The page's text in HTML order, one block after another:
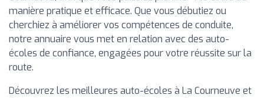
manière pratique et efficace. Que vous débutiez ou
cherchiez à améliorer vos compétences de conduite,
notre annuaire vous met en relation avec des auto-
écoles de confiance, engagées pour votre réussite sur la
route.
Découvrez les meilleures auto-écoles à La Courneuve et